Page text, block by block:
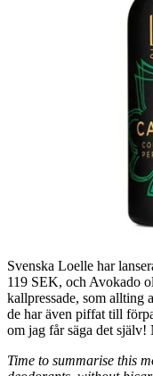
Svenska Loelle har
119 SEK, och Avokado
kallpressade, som allting
de har även piffat till
om jag får säga det
Time to summarise this